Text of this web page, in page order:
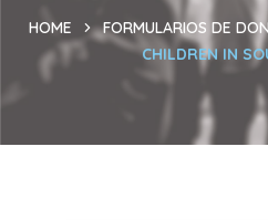
HOME FORMULARIOS DE
CHILDREN IN